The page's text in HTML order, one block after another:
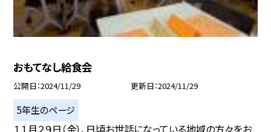
おもてなし給食会
公開日 2024/11/29 更新日 2024/11/29
5年生のページ